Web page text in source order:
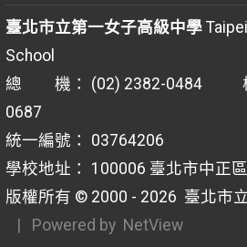
臺北市立第一女子高級中學
School
總 機： (02) 2382-0484 校
0687
統一編號： 03764206
學校地址： 100006 臺北市中正
版權所有 © 2000 - 2026 臺北市
| Powered by NetView